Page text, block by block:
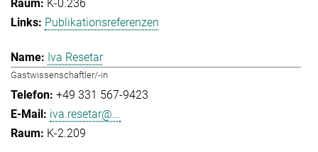
K-0.236
Publikationsreferenzen
Iva Resetar
Gastwissenschaftler/-in
+49 331 567-9423
iva.resetar@...
K-2.209